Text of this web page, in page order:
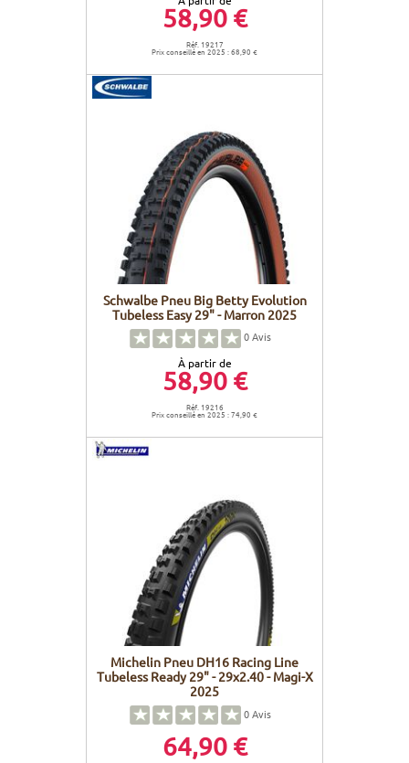
58,90 €
Réf. 19217
Prix conseillé en 2025 : 68,90 €
Schwalbe Pneu Big Betty Evolution
Tubeless Easy 29" - Marron 2025
0Avis
À partir de
58,90 €
Réf. 19216
Prix conseillé en 2025 : 74,90 €
Michelin Pneu DH16 Racing Line
Tubeless Ready 29" - 29x2.40 - Magi-X
2025
0Avis
64,90 €